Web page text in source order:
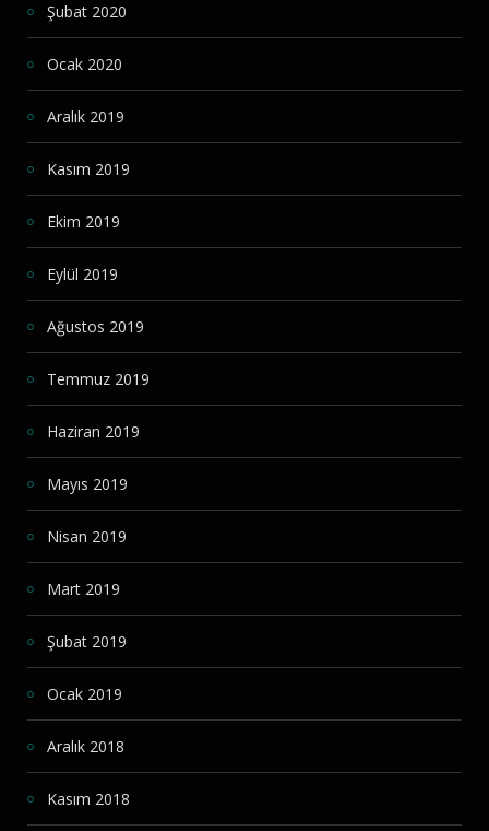
Şubat 2020
Ocak 2020
Aralık 2019
Kasım 2019
Ekim 2019
Eylül 2019
Ağustos 2019
Temmuz 2019
Haziran 2019
Mayıs 2019
Nisan 2019
Mart 2019
Şubat 2019
Ocak 2019
Aralık 2018
Kasım 2018